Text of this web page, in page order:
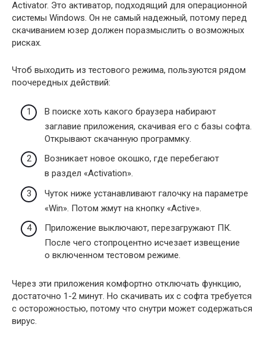
Activator. Это активатор, подходящий для операционной
системы Windows. Он не самый надежный, потому перед
скачиванием юзер должен поразмыслить о возможных
рисках.
Чтоб выходить из тестового режима, пользуются рядом
поочередных действий:
В поиске хоть какого браузера набирают
заглавие приложения, скачивая его с базы софта.
Открывают скачанную программку.
Возникает новое окошко, где перебегают
в раздел «Activation».
Чуток ниже устанавливают галочку на параметре
«Win». Потом жмут на кнопку «Active».
Приложение выключают, перезагружают ПК.
После чего стопроцентно исчезает извещение
о включенном тестовом режиме.
Через эти приложения комфортно отключать функцию,
достаточно 1-2 минут. Но скачивать их с софта требуется
с осторожностью, потому что снутри может содержаться
вирус.